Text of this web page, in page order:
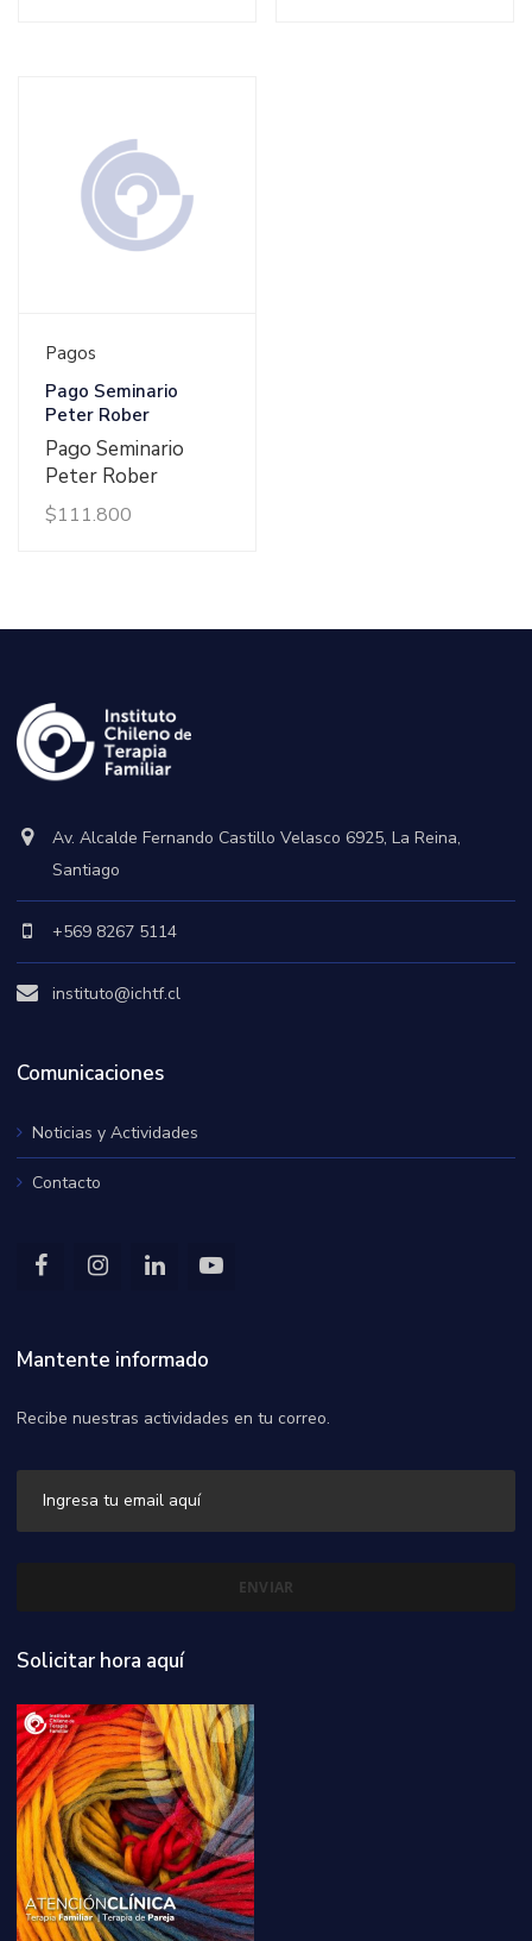
Pagos
Pago Seminario
Peter Rober
Pago Seminario
Peter Rober
$111.800
Av. Alcalde Fernando Castillo Velasco 6925, La Reina,
Santiago
+569 8267 5114
instituto@ichtf.cl
Comunicaciones
Noticias y Actividades
Contacto
Mantente informado
Recibe nuestras actividades en tu correo.
Solicitar hora aquí